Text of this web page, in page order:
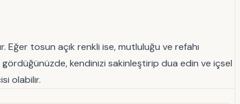
Eğer tosun açık renkli ise, mutluluğu ve refahı
kendinizi sakinleştirip dua edin ve içsel
olabilir.